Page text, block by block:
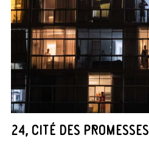
24, CITÉ DES PROMESSES